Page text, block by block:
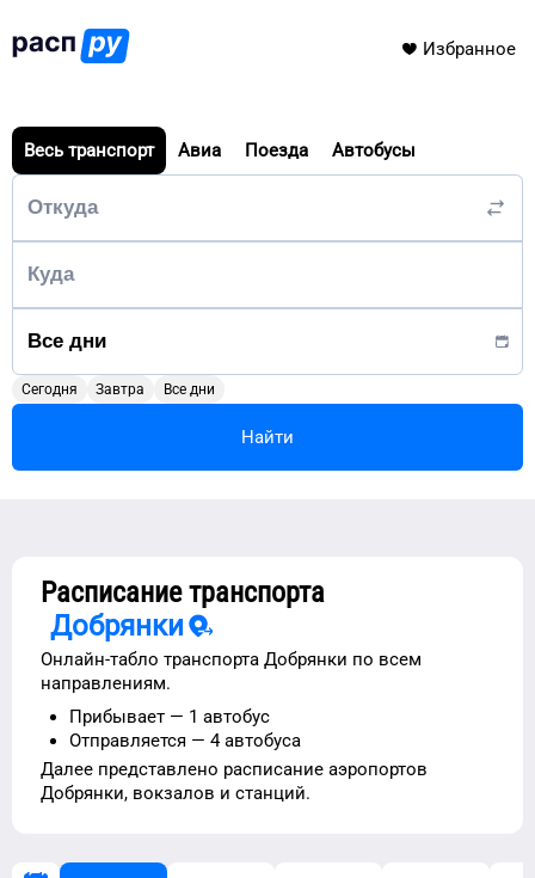
Избранное
Весь транспорт Авиа Поезда Автобусы
Сегодня Завтра Все дни
Найти
Расписание транспорта
Добрянки
Онлайн-табло транспорта Добрянки по всем
направлениям.
Прибывает — 1 автобус
Отправляется — 4 автобуса
Далее представлено расписание аэропортов
Добрянки, вокзалов и станций.